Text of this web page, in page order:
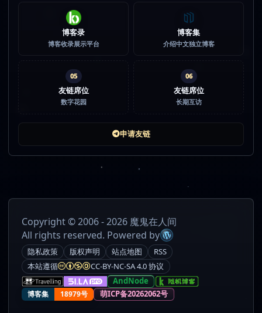
博客录
博客收录展示平台
博客集
介绍中文独立博客
05
友链席位
数字花园
06
友链席位
长期互访
申请友链
Copyright © 2006 - 2026 魔鬼在人间
All rights reserved. Powered by
隐私政策 版权声明 站点地图
RSS
本站遵循
CC-BY-NC-SA 4.0 协议
AndNode
博客集 18979号 萌ICP备20262062号